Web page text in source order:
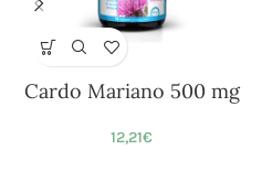
Cardo Mariano 500 mg
12,21€